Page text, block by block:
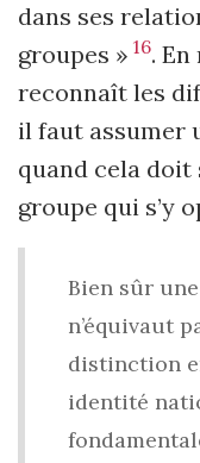
dans ses
groupes » 16.
reconnaît les
il faut assumer
quand cela doit
groupe qui s’y
Bien sûr
n’équivaut
distinction
identité